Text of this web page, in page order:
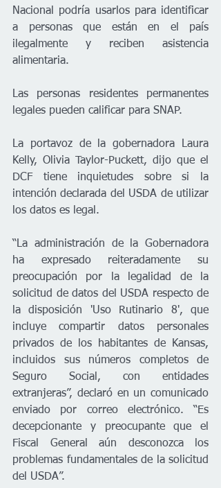
Nacional podría usarlos para identificar
a personas que están en el país
ilegalmente y reciben asistencia
alimentaria.
Las personas residentes permanentes
legales pueden calificar para SNAP.
La portavoz de la gobernadora Laura
Kelly, Olivia Taylor-Puckett, dijo que el
DCF tiene inquietudes sobre si la
intención declarada del USDA de utilizar
los datos es legal.
“La administración de la Gobernadora
ha expresado reiteradamente su
preocupación por la legalidad de la
solicitud de datos del USDA respecto de
la disposición 'Uso Rutinario 8', que
incluye compartir datos personales
privados de los habitantes de Kansas,
incluidos sus números completos de
Seguro Social, con entidades
extranjeras”, declaró en un comunicado
enviado por correo electrónico. “Es
decepcionante y preocupante que el
Fiscal General aún desconozca los
problemas fundamentales de la solicitud
del USDA”.